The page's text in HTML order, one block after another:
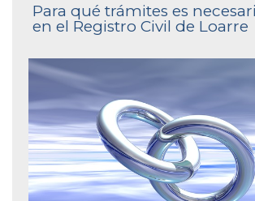
Para qué trámites es
en el Registro Civil de Loarre